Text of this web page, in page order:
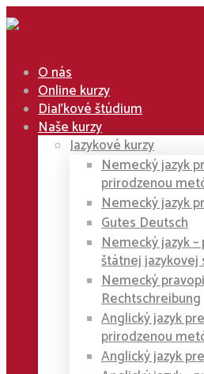
O nás
Online kurzy
Diaľkové štúdium
Naše kurzy
Jazykové kurzy
Nemecký jazyk
prirodzenou
Nemecký jazyk
Gutes Deutsch
Nemecký jazyk
štátnej jazykovej
Nemecký
Rechtschreibung
Anglický jazyk
prirodzenou
Anglický jazyk